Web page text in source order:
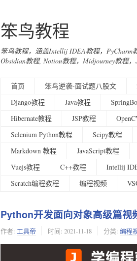
笨鸟教程
笨鸟教程，涵盖Intellij IDEA教程，PyCharm
Obsidian教程, Notion教程，Midjourney教程
首页 笨鸟逆袭-面试题八股文
Django教程
Java教程
Hibernate教程
JSP教程
Selenium Python教程
Scipy教程
Markdown 教程
JavaScript教程
Vuejs教程
C++教程 Intellij
Scratch编程教程
编程视频
Python开发面向对象高级篇视
作者: 工具帝 时间: 2021-11-18 分类: 编程